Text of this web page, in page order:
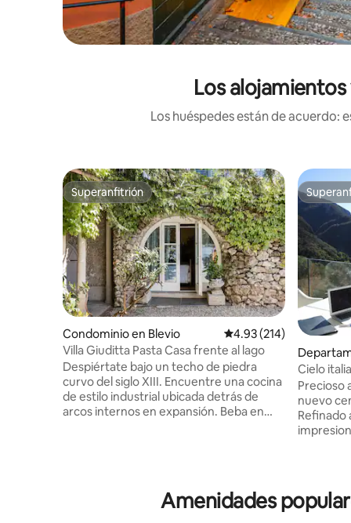
Los
Los huéspedes están de
Superanfitrión
Superanfitrión
Condominio en Blevio Calificación promedio:
4.93 (214)
Villa Giuditta Pasta Casa frente al lago
Despiértate bajo un techo de piedra
curvo del siglo XIII. Encuentre una cocina
de estilo industrial ubicada detrás de
arcos internos en expansión. Beba en
parte de una villa del siglo XIII que fue
comprada en 1830 por la célebre soprano
Cielo
Precioso
nuevo
Refinado
acceso
cubierta
Amenidades